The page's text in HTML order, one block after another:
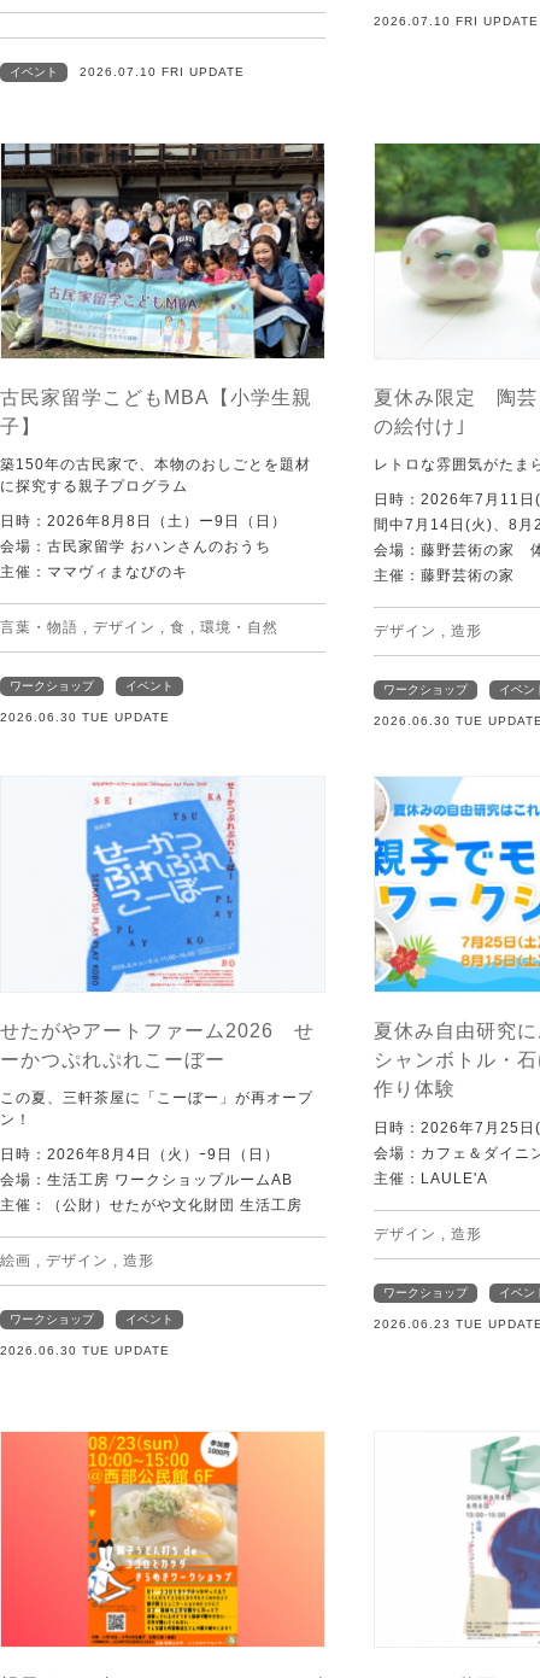
イベント 2026.07.10 FRI UPDATE
2026.07.10 FRI UPDATE
古民家留学こどもMBA【小学生親
子】
築150年の古民家で、本物のおしごとを題材
に探究する親子プログラム
日時：2026年8月8日（土）ー9日（日）
会場：古民家留学 おハンさんのおうち
主催：ママヴィまなびのキ
言葉・物語 デザイン 食 環境・自然
ワークショップ イベント
2026.06.30 TUE UPDATE
夏休み限定 陶芸
の絵付け｣
レトロな雰囲気がたま
日時：2026年7月11
間中7月14日(火)、8月
会場：藤野芸術の家
主催：藤野芸術の家
デザイン 造形
ワークショップ イベン
2026.06.30 TUE
せたがやアートファーム2026 せ
ーかつぷれぷれこーぼー
この夏、三軒茶屋に「こーぼー」が再オープ
ン！
日時：2026年8月4日（火）ｰ9日（日）
会場：生活工房 ワークショップルームAB
主催：（公財）せたがや文化財団 生活工房
絵画 デザイン 造形
ワークショップ イベント
2026.06.30 TUE UPDATE
夏休み自由研究
シャンボトル・
作り体験
日時：2026年7月25
会場：カフェ＆ダイ
主催：LAULE'A
デザイン 造形
ワークショップ イベン
2026.06.23 TUE